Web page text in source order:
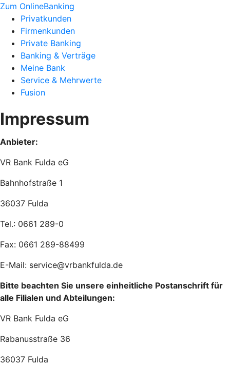
Zum OnlineBanking
Privatkunden
Firmenkunden
Private Banking
Banking & Verträge
Meine Bank
Service & Mehrwerte
Fusion
Impressum
Anbieter:
VR Bank Fulda eG
Bahnhofstraße 1
36037 Fulda
Tel.: 0661 289-0
Fax: 0661 289-88499
E-Mail: service@vrbankfulda.de
Bitte beachten Sie unsere einheitliche Postanschrift für
alle Filialen und Abteilungen:
VR Bank Fulda eG
Rabanusstraße 36
36037 Fulda